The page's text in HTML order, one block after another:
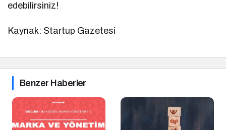
edebilirsiniz!
Kaynak: Startup Gazetesi
Benzer Haberler